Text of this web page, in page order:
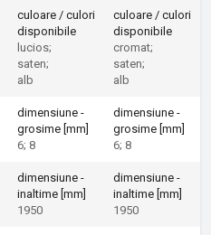
culoare / culori
disponibile
lucios;
saten;
alb
culoare / culori
disponibile
cromat;
saten;
alb
dimensiune -
grosime [mm]
6; 8
dimensiune -
grosime [mm]
6; 8
dimensiune -
inaltime [mm]
1950
dimensiune -
inaltime [mm]
1950